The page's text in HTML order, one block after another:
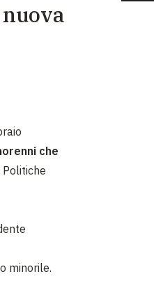
che
minorile.